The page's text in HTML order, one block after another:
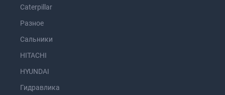
Caterpillar
Разное
Сальники
HITACHI
HYUNDAI
Гидравлика